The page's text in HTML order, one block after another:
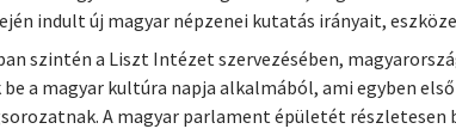
indult új magyar népzenei kutatás irányait,
szintén a Liszt Intézet szervezésében,
a magyar kultúra napja alkalmából, ami egyben
A magyar parlament épületét